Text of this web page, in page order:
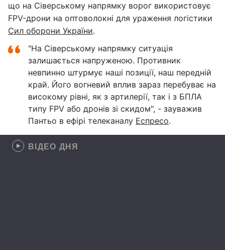
що на Сіверському напрямку ворог використовує
FPV-дрони на оптоволокні для ураження логістики
Сил оборони України.
"На Сіверському напрямку ситуація
залишається напруженою. Противник
невпинно штурмує наші позиції, наш передній
край. Його вогневий вплив зараз перебуває на
високому рівні, як з артилерії, так і з БПЛА
типу FPV або дронів зі скидом", - зауважив
Пантьо в ефірі телеканалу Еспресо.
ВІДЕО ДНЯ